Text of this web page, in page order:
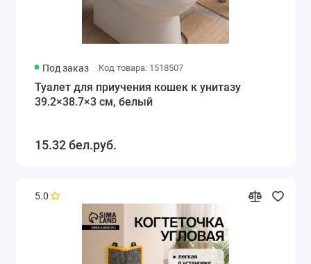
Под заказ Код товара: 1518507
Туалет для приучения кошек к унитазу
39.2×38.7×3 см, белый
15.32 бел.руб.
5.0